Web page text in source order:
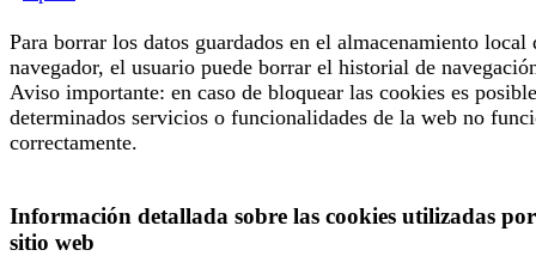
Para borrar los datos guardados en el almacenamiento local
navegador, el usuario puede borrar el historial de
Aviso importante: en caso de bloquear las cookies es
determinados servicios o funcionalidades de la web no
correctamente.
Información detallada sobre las cookies utilizadas por
sitio web